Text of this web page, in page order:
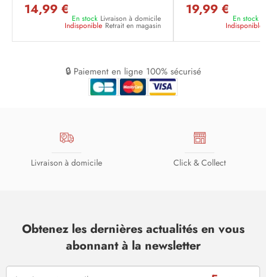
14,99 €
En stock Livraison à domicile
Indisponible Retrait en magasin
19,99 €
En stock
Indisponible
🔒 Paiement en ligne 100% sécurisé
Livraison à domicile Click & Collect
Obtenez les dernières actualités en vous
abonnant à la newsletter